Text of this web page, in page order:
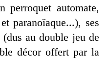
perroquet automate,
paranoïaque...), ses
au double jeu de
décor offert par la